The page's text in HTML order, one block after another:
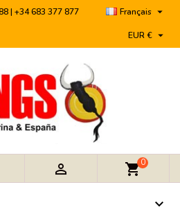
| +34 683 377 877 Français 
EUR € 
 shopping_cart0